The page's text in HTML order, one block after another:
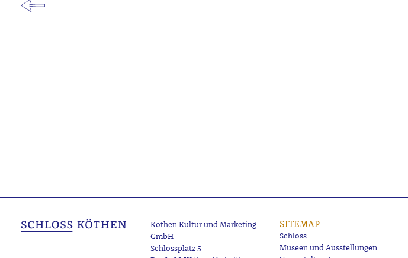
Köthen Kultur und Marketing
GmbH
Schlossplatz 5
SITEMAP
Schloss
Museen und Ausstellungen